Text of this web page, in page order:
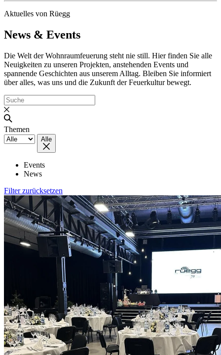
Aktuelles von Rüegg
News & Events
Die Welt der Wohnraumfeuerung steht nie still. Hier finden Sie alle
Neuigkeiten zu unseren Projekten, anstehenden Events und
spannende Geschichten aus unserem Alltag. Bleiben Sie informiert
über alles, was uns und die Zukunft der Feuerkultur bewegt.
Themen
Alle
Events
News
Filter zurücksetzen